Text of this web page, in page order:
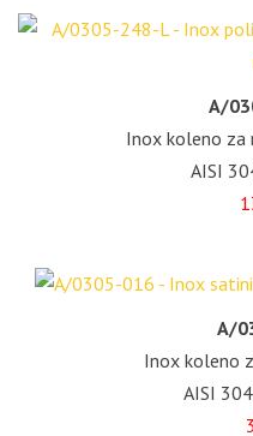
A/
Inox koleno
AISI
A/
Inox koleno
AISI